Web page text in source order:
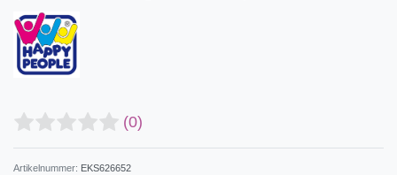
(0)
Artikelnummer: EKS626652